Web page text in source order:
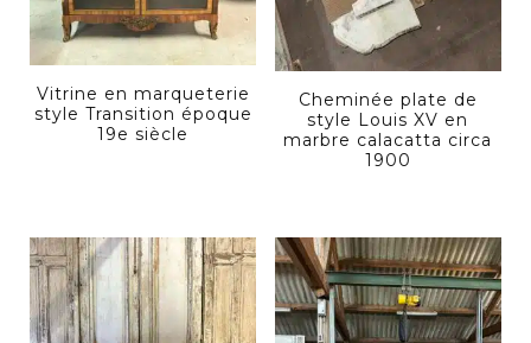
Vitrine en marqueterie
style Transition époque
19e siècle
Cheminée plate de
style Louis XV en
marbre calacatta circa
1900